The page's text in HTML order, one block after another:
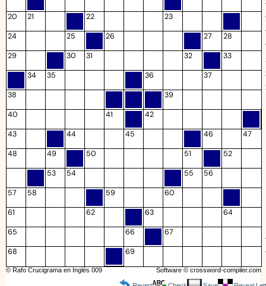
20 21 22 23
24 25 26 27 28
29 30 31 32 33
34 35 36 37
38 39
40 41 42
43 44 45 46 47
48 49 50 51 52
53 54 55 56
57 58 59 60
61 62 63 64
65 66 67
68 69
© Rafo Crucigrama en Inglés 009 Software © crossword-compiler.com